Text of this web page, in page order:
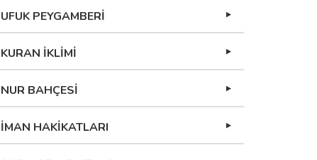
UFUK PEYGAMBERİ
KURAN İKLİMİ
NUR BAHÇESİ
İMAN HAKİKATLARI